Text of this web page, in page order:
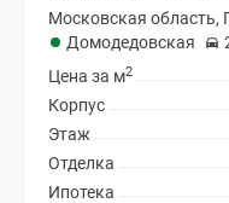
Московская область,
Домодедовская
Цена за м2
Корпус
Этаж
Отделка
Ипотека